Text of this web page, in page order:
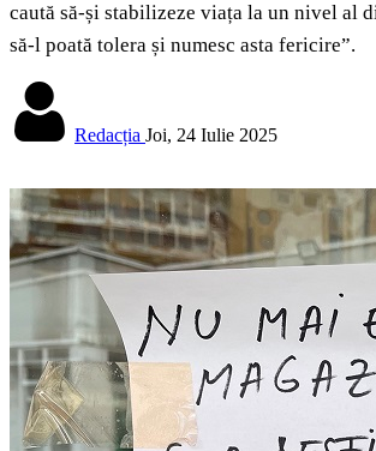
caută să-și stabilizeze viața la un nivel al
să-l poată tolera și numesc asta fericire”.
Redacția Joi, 24 Iulie 2025